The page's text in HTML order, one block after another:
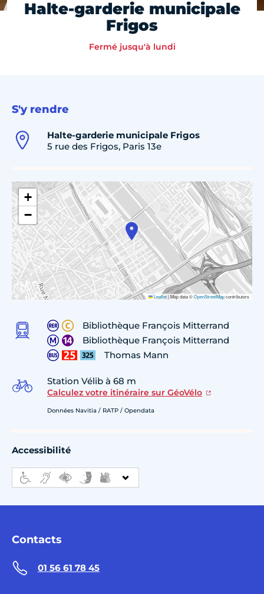
Halte-garderie municipale
Frigos
Fermé jusqu'à lundi
S'y rendre
Halte-garderie municipale Frigos
5 rue des Frigos, Paris 13e
+
−
Leaflet|Map data ©OpenStreetMapcontributors
Bibliothèque François Mitterrand
Bibliothèque François Mitterrand
Thomas Mann
Station Vélib à 68 m
Calculez votre itinéraire sur GéoVélo
Données Navitia / RATP / Opendata
Accessibilité
Contacts
01 56 61 78 45